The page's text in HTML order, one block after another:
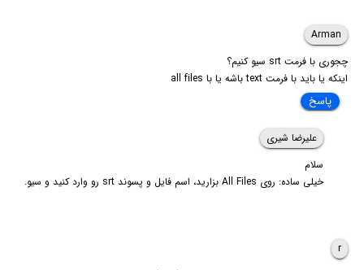
Arman
چجوری با فرمت srt سیو کنیم؟
اینکه یا باید با فرمت text باشه یا با all files
پاسخ
علیرضا شیری
سلام
خیلی ساده: روی All Files بزارید، اسم فایل و پسوند srt رو وارد کنید و سیو.
r